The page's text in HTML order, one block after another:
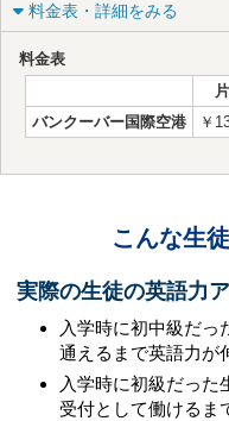
料金表・詳細をみる
料金表
バンクーバー国際空港
￥
こんな生
実際の生徒の英語力
入学時に初中級だっ
通えるまで英語力が
入学時に初級だった
受付として働けるま